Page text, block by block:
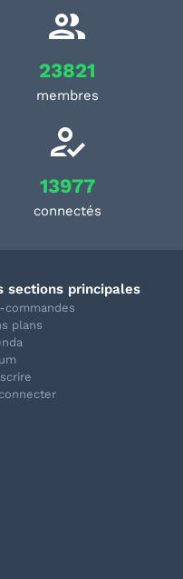
23821
membres
13977
connectés
sections principales
commandes
plans